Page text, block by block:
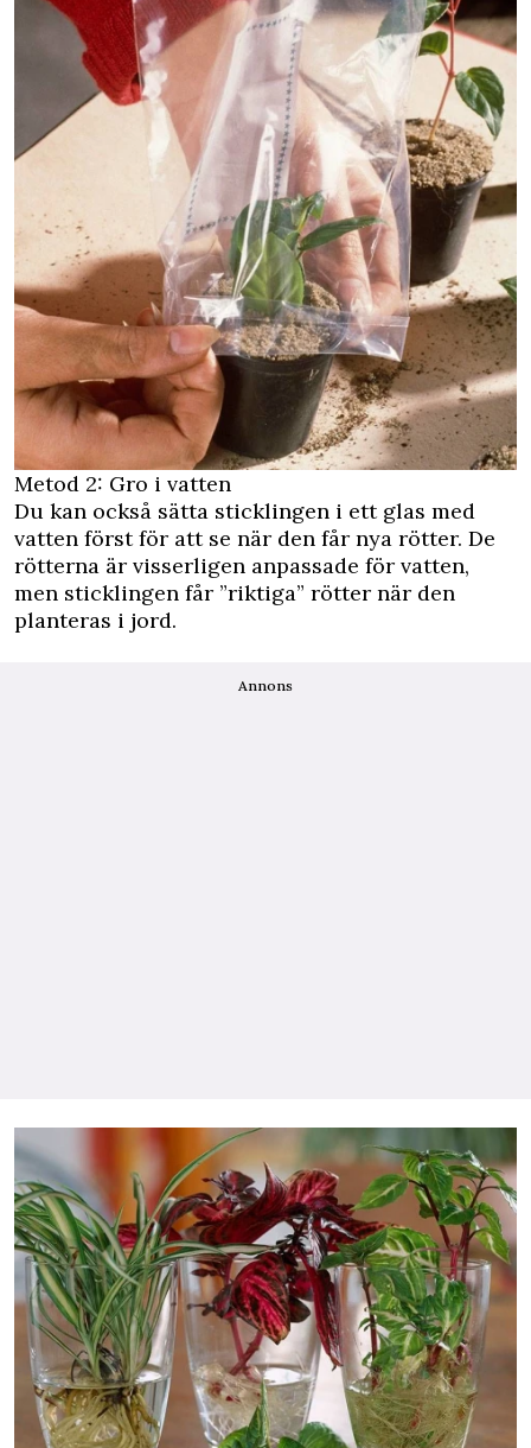
Metod 2: Gro i vatten
Du kan också sätta sticklingen i ett glas med
vatten först för att se när den får nya rötter. De
rötterna är visserligen anpassade för vatten,
men sticklingen får ”riktiga” rötter när den
planteras i jord.
Annons